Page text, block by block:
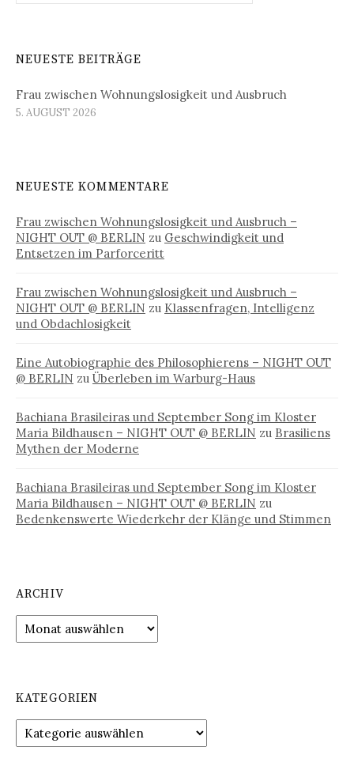
NEUESTE BEITRÄGE
Frau zwischen Wohnungslosigkeit und Ausbruch
5. AUGUST 2026
NEUESTE KOMMENTARE
Frau zwischen Wohnungslosigkeit und Ausbruch –
NIGHT OUT @ BERLIN zu Geschwindigkeit und
Entsetzen im Parforceritt
Frau zwischen Wohnungslosigkeit und Ausbruch –
NIGHT OUT @ BERLIN zu Klassenfragen, Intelligenz
und Obdachlosigkeit
Eine Autobiographie des Philosophierens – NIGHT OUT
@ BERLIN zu Überleben im Warburg-Haus
Bachiana Brasileiras und September Song im Kloster
Maria Bildhausen – NIGHT OUT @ BERLIN zu Brasiliens
Mythen der Moderne
Bachiana Brasileiras und September Song im Kloster
Maria Bildhausen – NIGHT OUT @ BERLIN zu
Bedenkenswerte Wiederkehr der Klänge und Stimmen
ARCHIV
Archiv
KATEGORIEN
Kategorien